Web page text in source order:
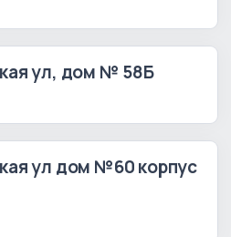
ул, дом № 58Б
ул дом №60 корпус